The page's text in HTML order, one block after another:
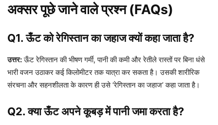
अक्सर पूछे जाने वाले प्रश्न (FAQs)
Q1. ऊँट को रेगिस्तान का जहाज क्यों कहा जाता है?
उत्तर:ऊँट रेगिस्तान की भीषण गर्मी, पानी की कमी और रेतीले रास्तों पर बिना धंसे
भारी वजन उठाकर कई किलोमीटर तक यात्रा कर सकता है। उसकी शारीरिक
संरचना और सहनशीलता के कारण ही उसे ‘रेगिस्तान का जहाज’ कहा जाता है।
Q2. क्या ऊँट अपने कूबड़ में पानी जमा करता है?